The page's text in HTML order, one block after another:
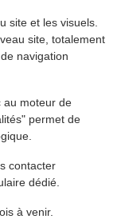
site et les visuels.
site, totalement
navigation
au moteur de
permet de
contacter
dédié.
à venir.